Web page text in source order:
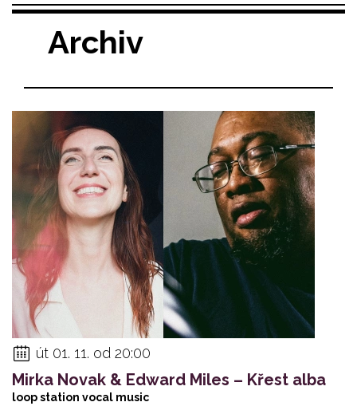
Epoque
28
Andrea Šulcová :K... O. J. Žlábek Blue...
30
Erika
Archiv
út 01. 11. od 20:00
Mirka Novak & Edward Miles – Křest alba
loop station vocal music